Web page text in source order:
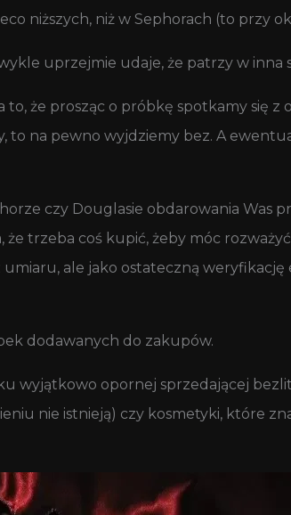
niższych, niż w Sephorach (to przy
uprzejmie udaje, że patrzy w inna
to, że prosząc o próbkę spotkamy się
na pewno wyjdziemy bez. A
czy Douglasie obdarowania Was
trzeba coś kupić, żeby móc
ale jako ostateczną
dodawanych do zakupów.
wyjątkowo opornej sprzedającej
nie istnieją) czy kosmetyki, które